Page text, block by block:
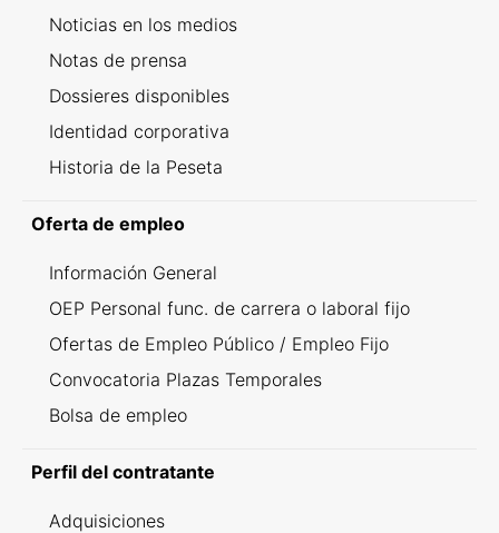
Noticias en los medios
Notas de prensa
Dossieres disponibles
Identidad corporativa
Historia de la Peseta
Oferta de empleo
Información General
OEP Personal func. de carrera o laboral fijo
Ofertas de Empleo Público / Empleo Fijo
Convocatoria Plazas Temporales
Bolsa de empleo
Perfil del contratante
Adquisiciones